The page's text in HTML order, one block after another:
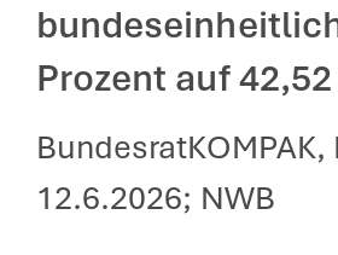
Prozent auf
BundesratKOMPAK,
12.6.2026; NWB